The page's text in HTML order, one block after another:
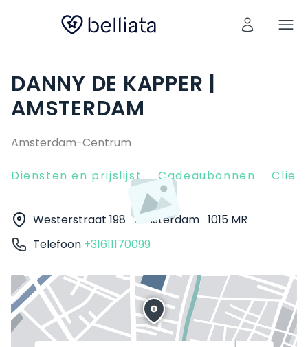
DANNY DE KAPPER |
AMSTERDAM
Amsterdam-Centrum
Diensten en prijslijst Cadeaubonnen
Westerstraat 198 Amsterdam 1015 MR
Telefoon +31611170099